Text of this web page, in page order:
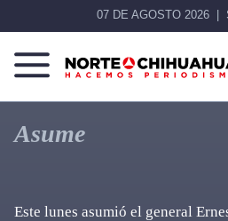
07 DE AGOSTO 2026
Norte
Chihuahua
Más
que
noticias,
Asume
Este lunes asumió el general